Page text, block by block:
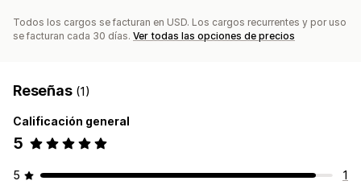
Todos los cargos se facturan en USD. Los cargos recurrentes y por uso
se facturan cada 30 días. Ver todas las opciones de precios
Reseñas (1)
Calificación general
5
5
1